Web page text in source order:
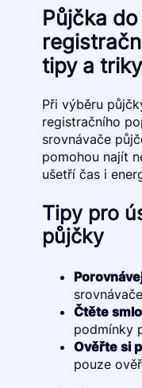
Půjčka
tipy a triky
Při výběru
registračního
srovnávače
pomohou najít
ušetří čas i
Tipy pro
půjčky
Čtěte
podmínky
Ověřte si
pouze